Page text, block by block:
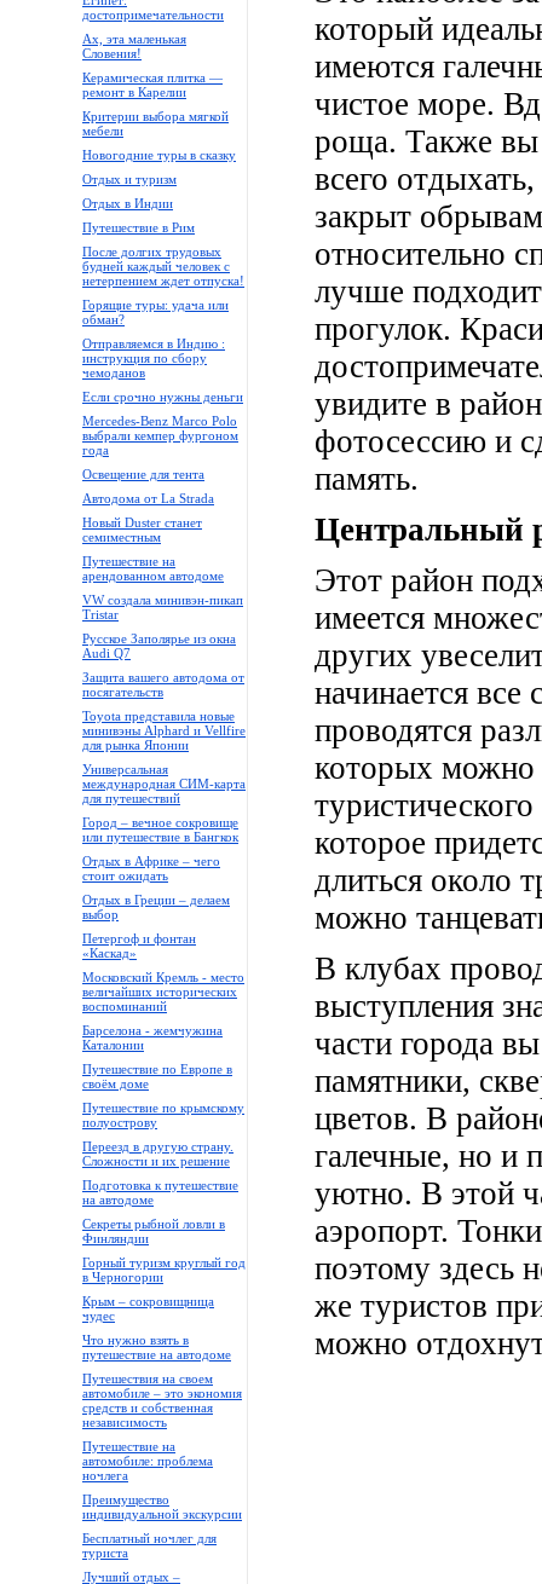
достопримечательности
Ах, эта маленькая
Словения!
Керамическая плитка —
ремонт в Карелии
Критерии выбора мягкой
мебели
Новогодние туры в сказку
Отдых и туризм
Отдых в Индии
Путешествие в Рим
После долгих трудовых
будней каждый человек с
нетерпением ждет отпуска!
Горящие туры: удача или
обман?
Отправляемся в Индию :
инструкция по сбору
чемоданов
Если срочно нужны деньги
Mercedes-Benz Marco Polo
выбрали кемпер фургоном
года
Освещение для тента
Автодома от La Strada
Новый Duster станет
семиместным
Путешествие на
арендованном автодоме
VW создала минивэн-пикап
Tristar
Русское Заполярье из окна
Audi Q7
Защита вашего автодома от
посягательств
Toyota представила новые
минивэны Alphard и Vellfire
для рынка Японии
Универсальная
международная СИМ-карта
для путешествий
Город – вечное сокровище
или путешествие в Бангкок
Отдых в Африке – чего
стоит ожидать
Отдых в Греции – делаем
выбор
Петергоф и фонтан
«Каскад»
Московский Кремль - место
величайших исторических
воспоминаний
Барселона - жемчужина
Каталонии
Путешествие по Европе в
своём доме
Путешествие по крымскому
полуострову
Переезд в другую страну.
Сложности и их решение
Подготовка к путешествие
на автодоме
Секреты рыбной ловли в
Финляндии
Горный туризм круглый год
в Черногории
Крым – сокровищница
чудес
Что нужно взять в
путешествие на автодоме
Путешествия на своем
автомобиле – это экономия
средств и собственная
независимость
Путешествие на
автомобиле: проблема
ночлега
Преимущество
индивидуальной экскурсии
Бесплатный ночлег для
туриста
Лучший отдых –
который
имеются
чистое море.
роща. Также вы
всего
закрыт
относительно
лучше
прогулок.
увидите в
фотосессию и
память.
Центральный
Этот район
имеется
других
начинается все
проводятся
которых можно
которое
длиться около
можно
В клубах
выступления
части города
памятники,
цветов. В
галечные, но и
уютно. В этой
аэропорт.
поэтому здесь
же туристов
можно